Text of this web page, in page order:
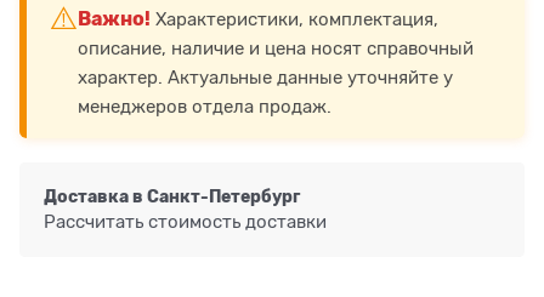
⚠️ Важно! Характеристики, комплектация,
описание, наличие и цена носят справочный
характер. Актуальные данные уточняйте у
менеджеров отдела продаж.
Доставка в Санкт-Петербург
Рассчитать стоимость доставки